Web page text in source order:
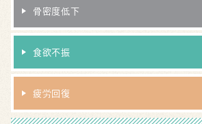
骨密度低下
食欲不振
疲労回復